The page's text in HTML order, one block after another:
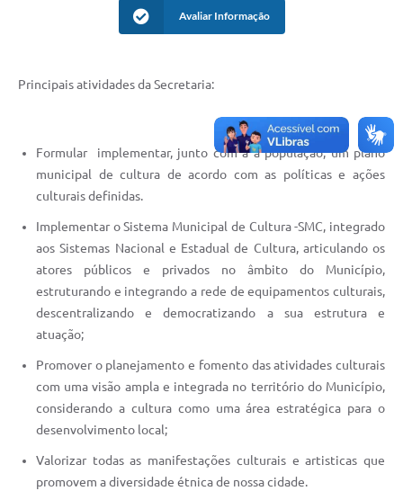
Avaliar Informação
Principais atividades da Secretaria:
Formular implementar, junto com a a população, um plano
municipal de cultura de acordo com as políticas e ações
culturais definidas.
Implementar o Sistema Municipal de Cultura -SMC, integrado
aos Sistemas Nacional e Estadual de Cultura, articulando os
atores públicos e privados no âmbito do Município,
estruturando e integrando a rede de equipamentos culturais,
descentralizando e democratizando a sua estrutura e
atuação;
Promover o planejamento e fomento das atividades culturais
com uma visão ampla e integrada no território do Município,
considerando a cultura como uma área estratégica para o
desenvolvimento local;
Valorizar todas as manifestações culturais e artisticas que
promovem a diversidade étnica de nossa cidade.